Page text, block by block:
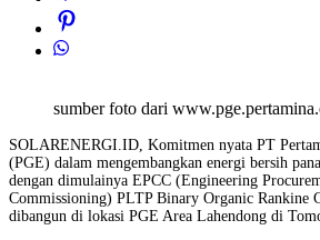
sumber foto dari
SOLARENERGI.ID, Komitmen nyata PT
(PGE) dalam mengembangkan energi bersih
dengan dimulainya EPCC (Engineering
Commissioning) PLTP Binary Organic Rankine
dibangun di lokasi PGE Area Lahendong di